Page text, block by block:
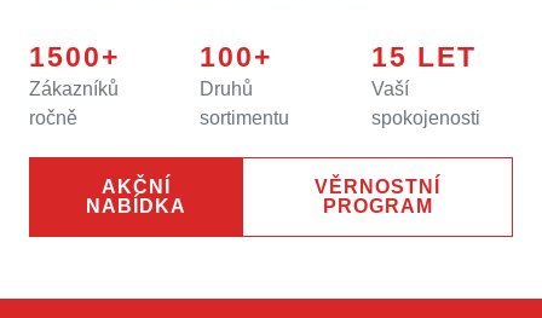
1500
Zákazníků
ročně
100
Druhů
sortimentu
15
Vaší
spokojenosti
AKČNÍ
NABÍDKA
VĚRNOSTNÍ
PROGRAM